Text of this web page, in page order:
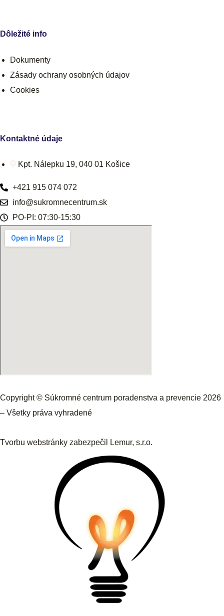
Dôležité info
Dokumenty
Zásady ochrany osobných údajov
Cookies
Kontaktné údaje
Kpt. Nálepku 19, 040 01 Košice
+421 915 074 072
info@sukromnecentrum.sk
PO-PI: 07:30-15:30
Copyright © Súkromné centrum poradenstva a prevencie 2026
– Všetky práva vyhradené
Tvorbu webstránky zabezpečil Lemur, s.r.o.